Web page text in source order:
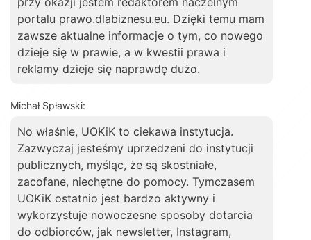
portalu prawo.dlabiznesu.eu. Dzięki temu mam
zawsze aktualne informacje o tym, co nowego
dzieje się w prawie, a w kwestii prawa i
reklamy dzieje się naprawdę dużo.
Michał Spławski:
No właśnie, UOKiK to ciekawa instytucja.
Zazwyczaj jesteśmy uprzedzeni do instytucji
publicznych, myśląc, że są skostniałe,
zacofane, niechętne do pomocy. Tymczasem
UOKiK ostatnio jest bardzo aktywny i
wykorzystuje nowoczesne sposoby dotarcia
do odbiorców, jak newsletter, Instagram,